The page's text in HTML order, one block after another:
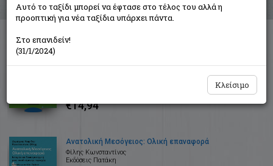
Επειδή δεν υπάρχει Planet B
€14,94
Ανατολική Μεσόγειος: Ολική επαναφορά
Φίλης Κωνσταντίνος
Εκδόσεις Πατάκη
Αυτό το ταξίδι μπορεί να έφτασε στο τέλος του αλλά η
προοπτική για νέα ταξίδια υπάρχει πάντα.
Στο επανιδείν!
(31/1/2024)
Κλείσιμο